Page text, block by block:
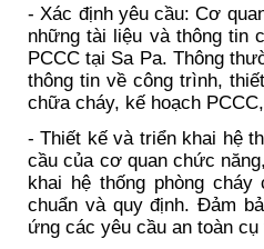
- Xác định yêu cầu: Cơ
những tài liệu và thông tin
PCCC tại Sa Pa. Thông
thông tin về công trình,
chữa cháy, kế hoạch
- Thiết kế và triển khai hệ
cầu của cơ quan chức
khai hệ thống phòng
chuẩn và quy định. Đảm
ứng các yêu cầu an toàn cụ